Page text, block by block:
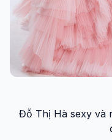
Đỗ Thị Hà sexy và